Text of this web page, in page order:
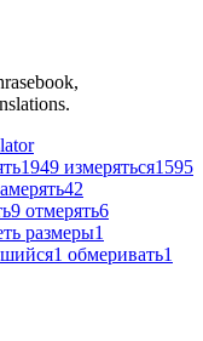
1949 измеряться1595
42
9 отмерять6
размеры1
1 обмеривать1